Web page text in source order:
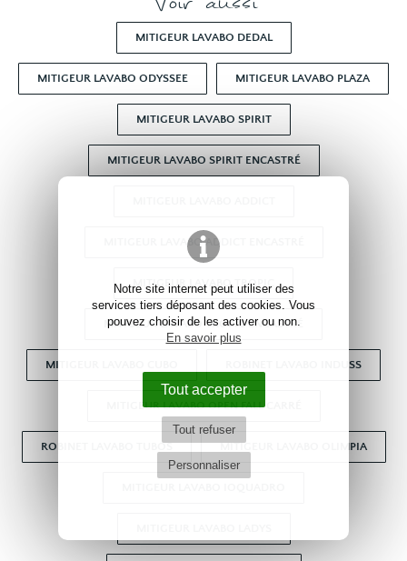
Notre site internet peut utiliser des
services tiers déposant des cookies. Vous
pouvez choisir de les activer ou non.
En savoir plus
Tout accepter
Tout refuser
Personnaliser
Voir aussi
MITIGEUR LAVABO DEDAL
MITIGEUR LAVABO ODYSSEE MITIGEUR LAVABO PLAZA
MITIGEUR LAVABO SPIRIT
MITIGEUR LAVABO SPIRIT ENCASTRÉ
MITIGEUR LAVABO ADDICT ENCASTRÉ
MITIGEUR LAVABO TROPIC
MITIGEUR LAVABO TROPIC ENCASTRÉ
MITIGEUR LAVABO CUBO ROBINET LAVABO INDUSS
MITIGEUR LAVABO OPEN FALL CARRÉ
ROBINET LAVABO TUBOS MITIGEUR LAVABO OLIMPIA